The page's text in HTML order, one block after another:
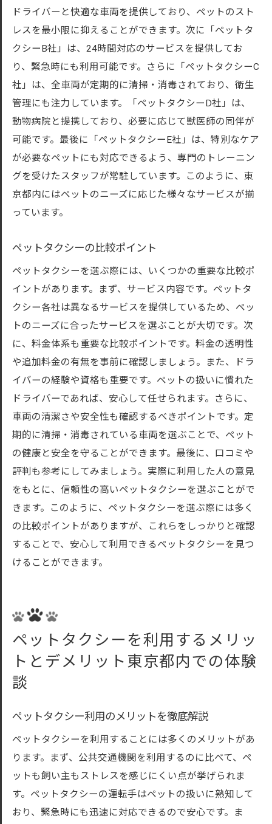
ドライバーと快適な車両を提供しており、ペットのスト
レスを最小限に抑えることができます。次に「ペットタ
クシーB社」は、24時間対応のサービスを提供してお
り、緊急時にも利用可能です。さらに「ペットタクシーC
社」は、全車両が定期的に清掃・消毒されており、衛生
管理にも注力しています。「ペットタクシーD社」は、
動物病院と提携しており、必要に応じて獣医師の同伴が
可能です。最後に「ペットタクシーE社」は、特別なケア
が必要なペットにも対応できるよう、専門のトレーニン
グを受けたスタッフが常駐しています。このように、東
京都内にはペットのニーズに応じた様々なサービスが揃
っています。
ペットタクシーの比較ポイント
ペットタクシーを選ぶ際には、いくつかの重要な比較ポ
イントがあります。まず、サービス内容です。ペットタ
クシー各社は異なるサービスを提供しているため、ペッ
トのニーズに合ったサービスを選ぶことが大切です。次
に、料金体系も重要な比較ポイントです。料金の透明性
や追加料金の有無を事前に確認しましょう。また、ドラ
イバーの経験や資格も重要です。ペットの扱いに慣れた
ドライバーであれば、安心して任せられます。さらに、
車両の清潔さや安全性も確認するべきポイントです。定
期的に清掃・消毒されている車両を選ぶことで、ペット
の健康と安全を守ることができます。最後に、口コミや
評判も参考にしてみましょう。実際に利用した人の意見
をもとに、信頼性の高いペットタクシーを選ぶことがで
きます。このように、ペットタクシーを選ぶ際には多く
の比較ポイントがありますが、これらをしっかりと確認
することで、安心して利用できるペットタクシーを見つ
けることができます。
ペットタクシーを利用するメリッ
トとデメリット東京都内での体験
談
ペットタクシー利用のメリットを徹底解説
ペットタクシーを利用することには多くのメリットがあ
ります。まず、公共交通機関を利用するのに比べて、ペ
ットも飼い主もストレスを感じにくい点が挙げられま
す。ペットタクシーの運転手はペットの扱いに熟知して
おり、緊急時にも迅速に対応できるので安心です。ま